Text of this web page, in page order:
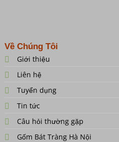
Về Chúng Tôi
Giới thiệu
Liên hệ
Tuyển dụng
Tin tức
Câu hỏi thường gặp
Gốm Bát Tràng Hà Nội